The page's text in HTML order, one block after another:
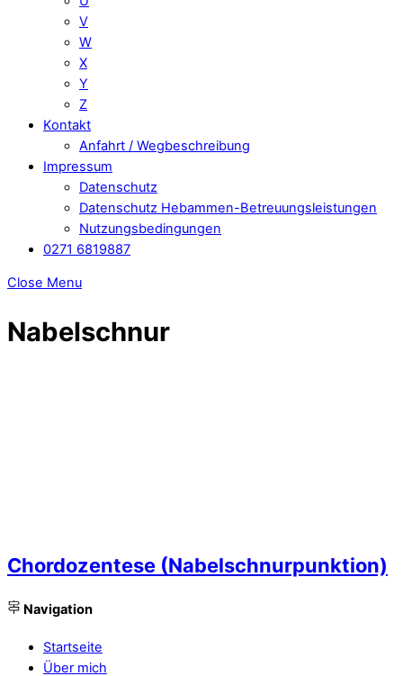
V
W
X
Y
Z
Kontakt
Anfahrt / Wegbeschreibung
Impressum
Datenschutz
Datenschutz Hebammen-Betreuungsleistungen
Nutzungsbedingungen
0271 6819887
Close Menu
Nabelschnur
Chordozentese (Nabelschnurpunktion)
Navigation
Startseite
Über mich